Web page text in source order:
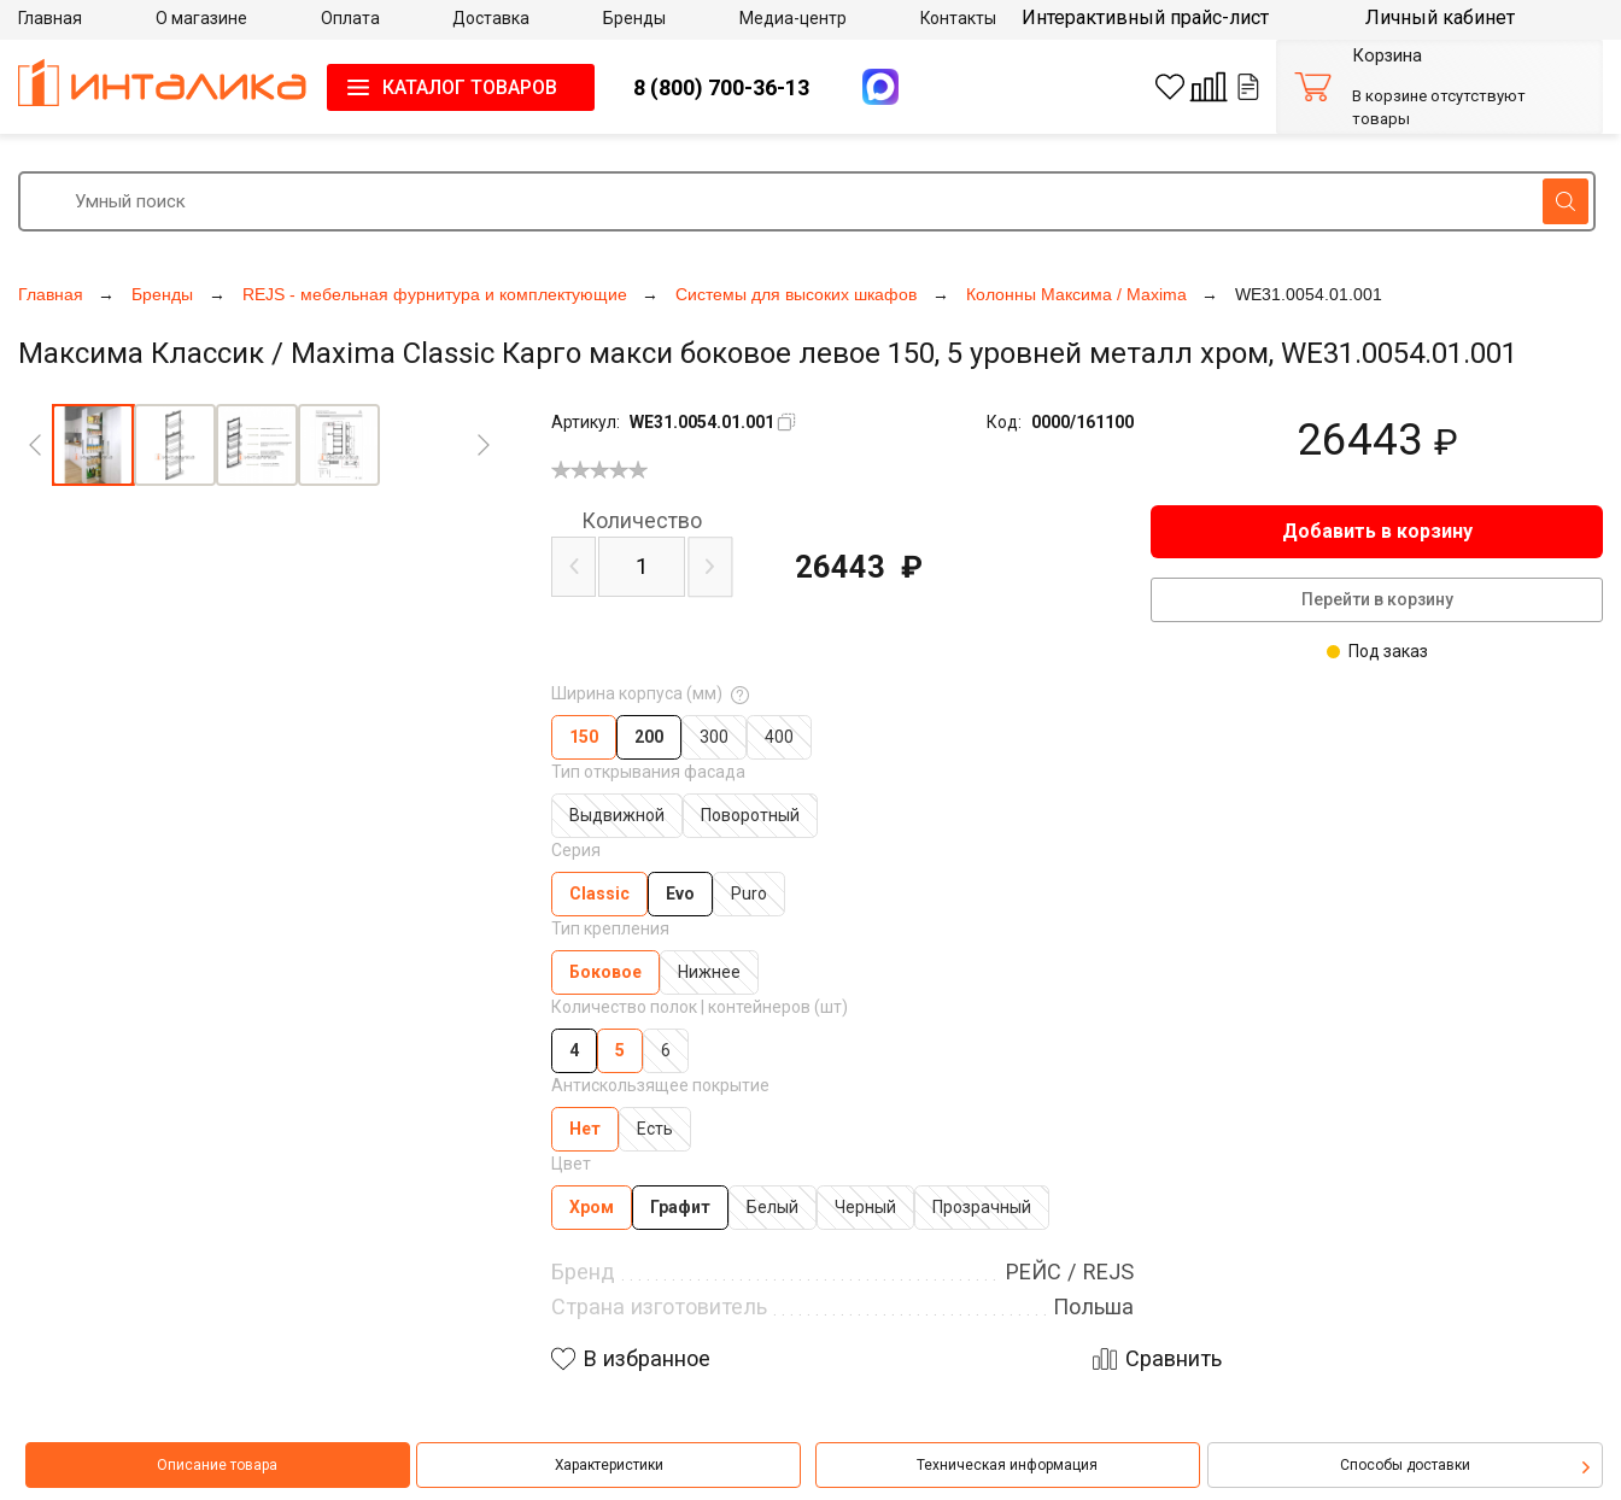
Главная Бренды REJS - мебельная фурнитура и комплектующие Системы для высоких шкафов Колонны Максима / Maxima WE31.0054.01.001
Максима Классик / Maxima Classic Карго макси боковое левое 150, 5 уровней металл хром, WE31.0054.01.001
Артикул: WE31.0054.01.001 Код: 0000/161100 26443 ₽
Ширина корпуса (мм)
150 200 300
400
Тип открывания фасада
Выдвижной
Поворотный
Серия
Classic Evo
Puro
Тип крепления
Боковое
Нижнее
Количество полок | контейнеров (шт)
4 5
6
Антискользящее покрытие
Нет
Есть
Цвет
Хром Графит Белый Черный Прозрачный
Бренд
РЕЙС / REJS
Страна изготовитель
Польша
Количество
26443 ₽
Добавить в корзину
Перейти в корзину
Под заказ
В избранное Сравнить
Описание товара Характеристики Техническая информация Способы доставки
Главная О магазине Оплата Доставка Бренды Медиа-центр Контакты Интерактивный прайс-лист Личный кабинет
КАТАЛОГ ТОВАРОВ 8 (800) 700-36-13
Корзина
В корзине отсутствуют
товары